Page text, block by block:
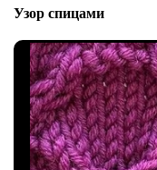
Узор спицами